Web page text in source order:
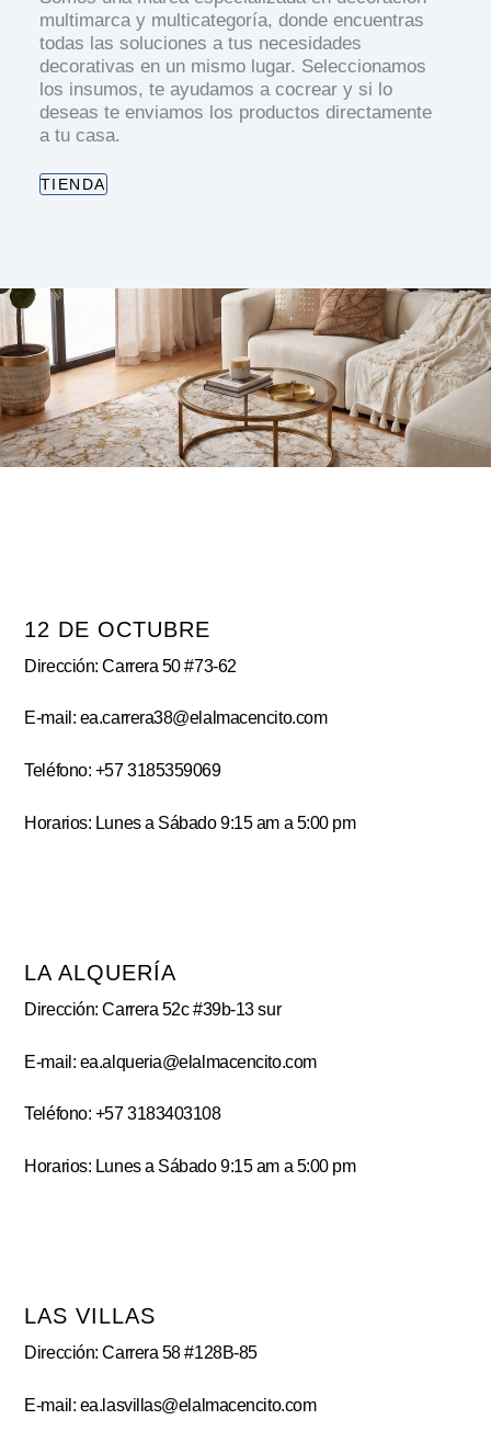
multimarca y multicategoría, donde encuentras
todas las soluciones a tus necesidades
decorativas en un mismo lugar. Seleccionamos
los insumos, te ayudamos a cocrear y si lo
deseas te enviamos los productos directamente
a tu casa.
TIENDA
12 DE OCTUBRE
Dirección: Carrera 50 #73-62
E-mail: ea.carrera38@elalmacencito.com
Teléfono: +57 3185359069
Horarios: Lunes a Sábado 9:15 am a 5:00 pm
LA ALQUERÍA
Dirección: Carrera 52c #39b-13 sur
E-mail: ea.alqueria@elalmacencito.com
Teléfono: +57 3183403108
Horarios: Lunes a Sábado 9:15 am a 5:00 pm
LAS VILLAS
Dirección: Carrera 58 #128B-85
E-mail: ea.lasvillas@elalmacencito.com